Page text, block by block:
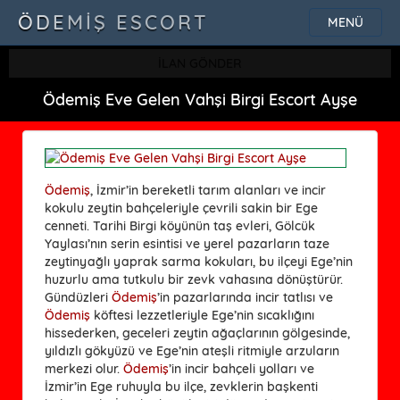
MENÜ
ÖDEMIŞ ESCORT
Ödemiş Eve Gelen Vahşi Birgi Escort Ayşe
Ödemiş, İzmir’in bereketli tarım alanları ve incir
kokulu zeytin bahçeleriyle çevrili sakin bir Ege
cenneti. Tarihi Birgi köyünün taş evleri, Gölcük
Yaylası’nın serin esintisi ve yerel pazarların taze
zeytinyağlı yaprak sarma kokuları, bu ilçeyi Ege’nin
huzurlu ama tutkulu bir zevk vahasına dönüştürür.
Gündüzleri Ödemiş’in pazarlarında incir tatlısı ve
Ödemiş köftesi lezzetleriyle Ege’nin sıcaklığını
hissederken, geceleri zeytin ağaçlarının gölgesinde,
yıldızlı gökyüzü ve Ege’nin ateşli ritmiyle arzuların
merkezi olur. Ödemiş’in incir bahçeli yolları ve
İzmir’in Ege ruhuyla bu ilçe, zevklerin başkenti